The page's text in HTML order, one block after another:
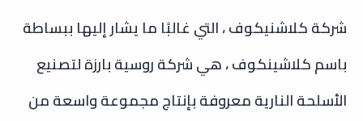
شركة كلاشنيكوف ، التي غالبًا ما يشار إليها ببساطة
باسم كلاشينكوف ، هي شركة روسية بارزة لتصنيع
الأسلحة النارية معروفة بإنتاج مجموعة واسعة من